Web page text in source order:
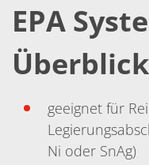
Internationale Kontakte
Kontakt Customer Service
Expert Blog
EPA
Überblick
geeignet für
Ni oder SnAg)